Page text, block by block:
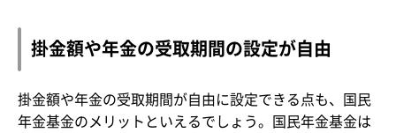
掛金額や年金の受取期間の設定が自由
掛金額や年金の受取期間が自由に設定できる点も、国民
年金基金のメリットといえるでしょう。国民年金基金は